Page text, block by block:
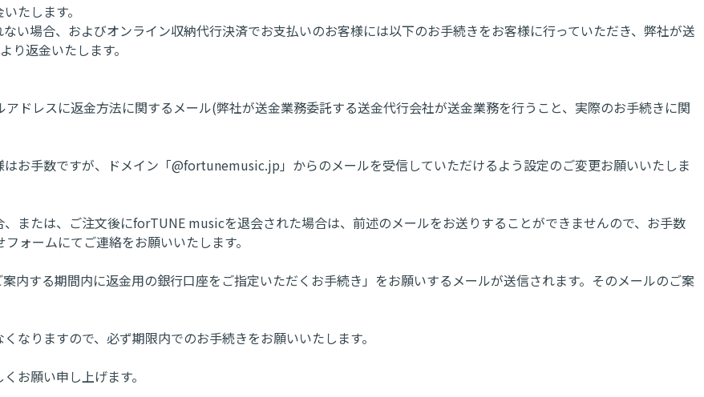
たします。
い場合、およびオンライン収納代行決済でお支払いのお客様には以下のお手続きをお客様に行っていただき、弊社が送
り返金いたします。
レスに返金方法に関するメール(弊社が送金業務委託する送金代行会社が送金業務を行うこと、実際のお手続きに関
はお手数ですが、ドメイン「@fortunemusic.jp」からのメールを受信していただけるよう設定のご変更お願いいたしま
または、ご注文後にforTUNE musicを退会された場合は、前述のメールをお送りすることができませんので、お手数
ォームにてご連絡をお願いいたします。
内する期間内に返金用の銀行口座をご指定いただくお手続き」をお願いするメールが送信されます。そのメールのご案
りますので、必ず期限内でのお手続きをお願いいたします。
お願い申し上げます。